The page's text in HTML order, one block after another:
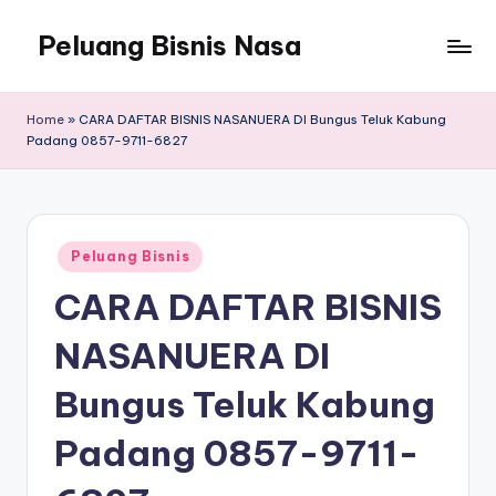
Peluang Bisnis Nasa
Home » CARA DAFTAR BISNIS NASANUERA DI Bungus Teluk Kabung
Padang 0857-9711-6827
Posted
in
Peluang Bisnis
CARA DAFTAR BISNIS
NASANUERA DI
Bungus Teluk Kabung
Padang 0857-9711-